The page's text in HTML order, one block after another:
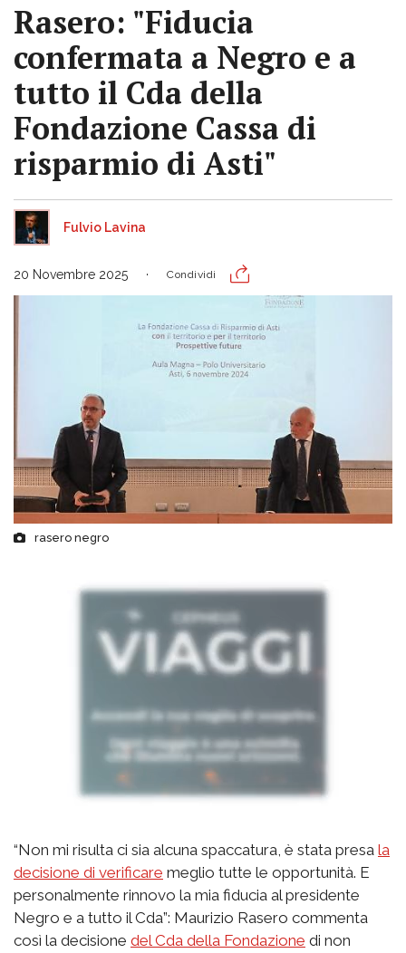
Rasero: "Fiducia
confermata a Negro e a
tutto il Cda della
Fondazione Cassa di
risparmio di Asti"
Fulvio Lavina
20 Novembre 2025 Condividi
rasero negro
“Non mi risulta ci sia alcuna spaccatura, è stata presa la
decisione di verificare meglio tutte le opportunità. E
personalmente rinnovo la mia fiducia al presidente
Negro e a tutto il Cda”: Maurizio Rasero commenta
così la decisione del Cda della Fondazione di non